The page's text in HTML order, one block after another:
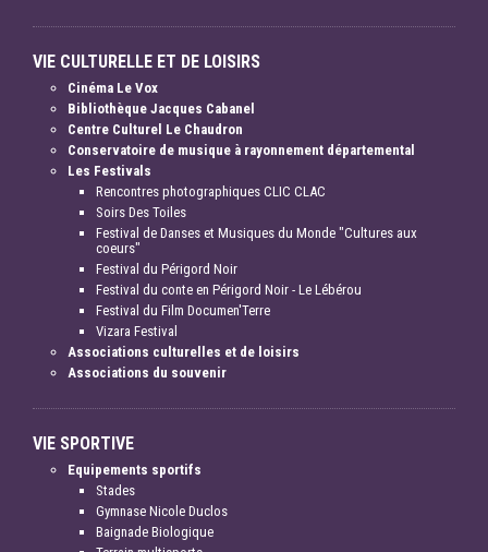
VIE CULTURELLE ET DE LOISIRS
Cinéma Le Vox
Bibliothèque Jacques Cabanel
Centre Culturel Le Chaudron
Conservatoire de musique à rayonnement départemental
Les Festivals
Rencontres photographiques CLIC CLAC
Soirs Des Toiles
Festival de Danses et Musiques du Monde "Cultures aux
coeurs"
Festival du Périgord Noir
Festival du conte en Périgord Noir - Le Lébérou
Festival du Film Documen'Terre
Vizara Festival
Associations culturelles et de loisirs
Associations du souvenir
VIE SPORTIVE
Equipements sportifs
Stades
Gymnase Nicole Duclos
Baignade Biologique